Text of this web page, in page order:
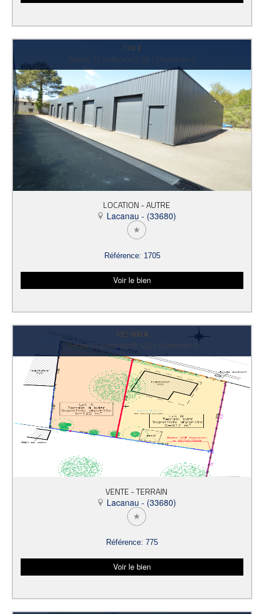
720 €
Pièces: 1 | surface(m²): 60 | Chambres: 0
LOCATION - AUTRE
Lacanau - (33680)
Référence: 1705
Voir le bien
192 000 €
Pièces: 0 | surface(m²): 422 | Chambres: 0
VENTE - TERRAIN
Lacanau - (33680)
Référence: 775
Voir le bien